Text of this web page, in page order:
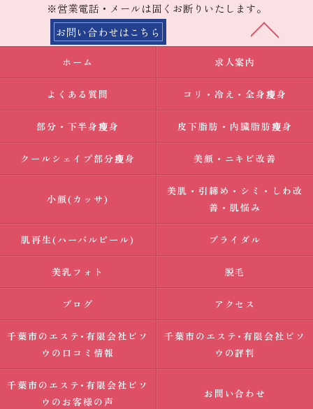
※営業電話・メールは固くお断りいたします。
お問い合わせはこちら
ホーム 求人案内
よくある質問 コリ・冷え・全身瘦身
部分・下半身瘦身 皮下脂肪・内臓脂肪瘦身
クールシェイプ部分瘦身 美顔・ニキビ改善
小顔(カッサ)
美肌・引締め・シミ・しわ改
善・肌悩み
肌再生(ハーバルピール) ブライダル
美乳フォト 脱毛
ブログ アクセス
千葉市のエステ･有限会社ビソ
ウの口コミ情報
千葉市のエステ･有限会社ビソ
ウの評判
千葉市のエステ･有限会社ビソ
ウのお客様の声
お問い合わせ